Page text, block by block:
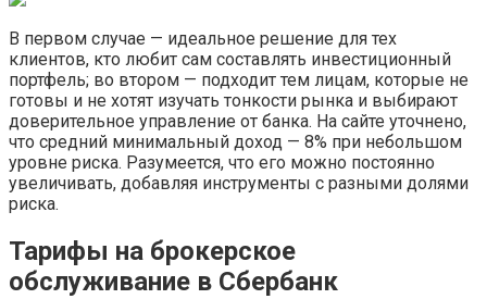
В первом случае — идеальное решение для тех
клиентов, кто любит сам составлять инвестиционный
портфель; во втором — подходит тем лицам, которые не
готовы и не хотят изучать тонкости рынка и выбирают
доверительное управление от банка. На сайте уточнено,
что средний минимальный доход — 8% при небольшом
уровне риска. Разумеется, что его можно постоянно
увеличивать, добавляя инструменты с разными долями
риска.
Тарифы на брокерское
обслуживание в Сбербанк